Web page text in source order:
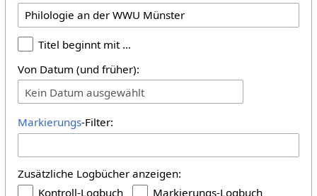
Titel beginnt mit …
Von Datum (und früher):
Kein Datum ausgewählt
Markierungs-Filter:
Zusätzliche Logbücher anzeigen:
Kontroll-Logbuch
Markierungs-Logbuch